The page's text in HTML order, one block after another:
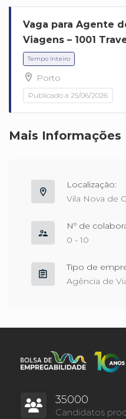
Vaga para Agente
Viagens – 1001
Tempo Inteiro
Porto
Publicado a 25/06/2026
Mais Informações
Localização:
Vila Nova de
Nº de
0 - 10
Tipo de
Agência de
35000
Candidatos